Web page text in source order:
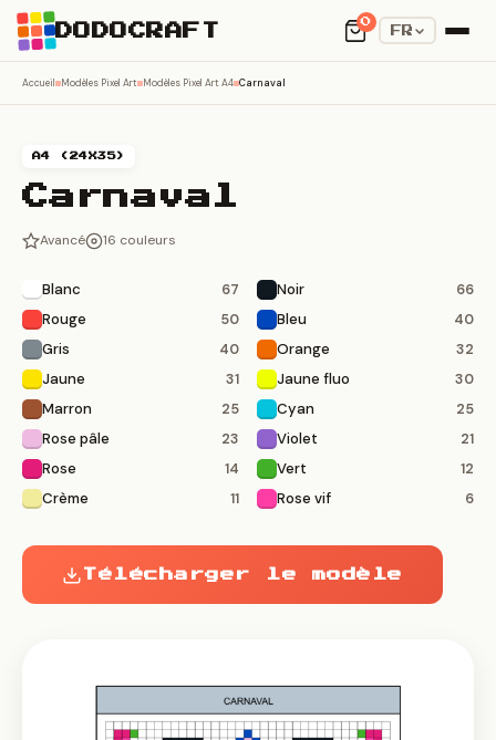
DODOCRAFT
0
FR
Accueil Modèles Pixel Art Modèles Pixel Art A4 Carnaval
A4 (24X35)
Carnaval
Avancé 16 couleurs
Blanc 67 Noir 66
Rouge 50 Bleu 40
Gris 40 Orange 32
Jaune 31 Jaune fluo 30
Marron 25 Cyan 25
Rose pâle 23 Violet 21
Rose 14 Vert 12
Crème 11 Rose vif 6
Télécharger le modèle